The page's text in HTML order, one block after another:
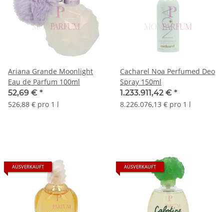
Ariana Grande Moonlight
Eau de Parfum 100ml
52,69 € *
526,88 € pro 1 l
Cacharel Noa Perfumed Deo
Spray 150ml
1.233.911,42 € *
8.226.076,13 € pro 1 l
AUSVERKAUFT AUSVERKAUFT